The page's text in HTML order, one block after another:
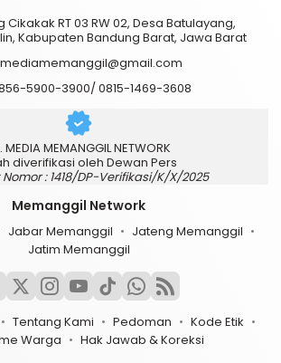
Cikakak RT 03 RW 02, Desa Batulayang,
Kabupaten Bandung Barat, Jawa Barat
mediamemanggil@gmail.com
5900-3900/ 0815-1469-3608
MEDIA MEMANGGIL NETWORK
diverifikasi oleh Dewan Pers
: 1418/DP-Verifikasi/K/X/2025
Memanggil Network
Jabar Memanggil
Jateng Memanggil
Jatim Memanggil
Tentang Kami Pedoman
Kode Etik
Warga
Hak Jawab & Koreksi